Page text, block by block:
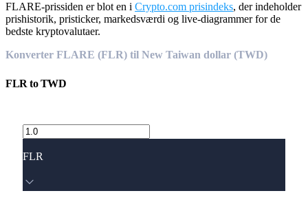
FLARE-prissiden er blot en i Crypto.com prisindeks, der indeholder
prishistorik, pristicker, markedsværdi og live-diagrammer for de
bedste kryptovalutaer.
Konverter FLARE (FLR) til New Taiwan dollar (TWD)
FLR toTWD
FLR